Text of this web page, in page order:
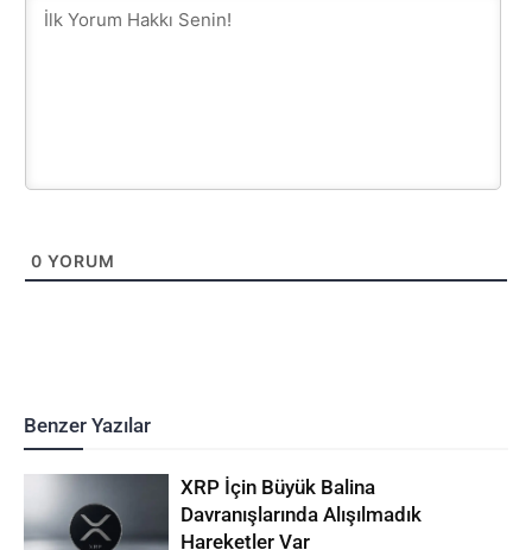
0 YORUM
Benzer Yazılar
XRP İçin Büyük Balina
Davranışlarında Alışılmadık
Hareketler Var